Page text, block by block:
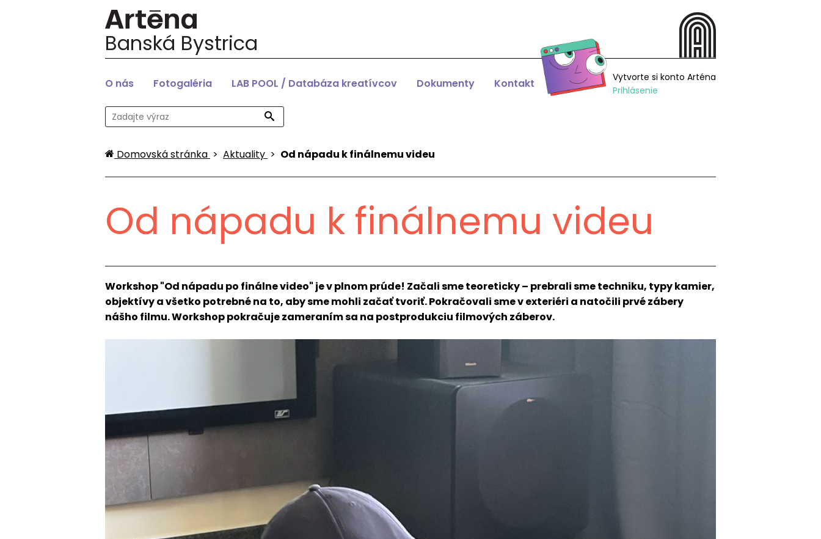
Banská Bystrica
O nás Fotogaléria LAB POOL / Databáza kreatívcov Dokumenty Kontakt
Vytvorte si konto Arténa
Prihlásenie
Domovská stránka > Aktuality > Od nápadu k finálnemu videu
Od nápadu k finálnemu videu
Workshop "Od nápadu po finálne video" je v plnom prúde! Začali sme teoreticky – prebrali sme techniku, typy kamier,
objektívy a všetko potrebné na to, aby sme mohli začať tvoriť. Pokračovali sme v exteriéri a natočili prvé zábery
nášho filmu. Workshop pokračuje zameraním sa na postprodukciu filmových záberov.